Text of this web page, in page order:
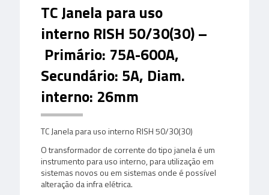
TC Janela para uso
interno RISH 50/30(30)–
Primário: 75A-600A,
Secundário: 5A, Diam.
interno: 26mm
TC Janela para uso internoRISH 50/30(30)
O transformador de corrente do tipo janela é um
instrumento para uso interno, para utilização em
sistemas novos ou em sistemas onde é possível
alteração da infra elétrica.